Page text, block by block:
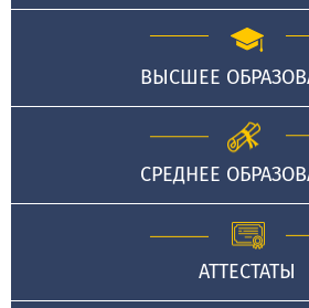
ВЫСШЕЕ
СРЕДНЕЕ
АТТЕСТАТЫ